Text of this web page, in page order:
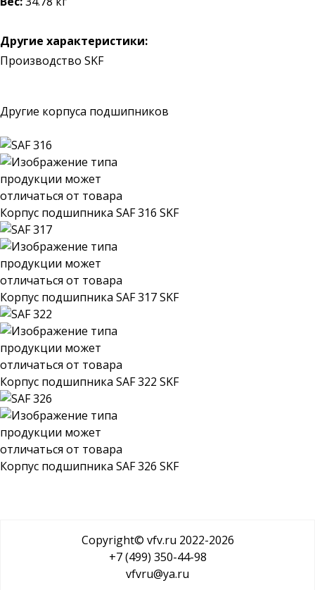
Другие характеристики:
Производство SKF
Другие корпуса подшипников
Корпус подшипника SAF 316 SKF
Корпус подшипника SAF 317 SKF
Корпус подшипника SAF 322 SKF
Корпус подшипника SAF 326 SKF
Copyright© vfv.ru 2022-2026
+7 (499) 350-44-98
vfvru@ya.ru